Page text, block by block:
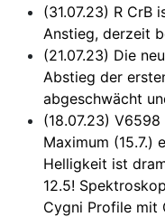
(31.07.23) R CrB
Anstieg, derzeit
(21.07.23) Die
Abstieg der
abgeschwächt
(18.07.23)
Maximum (15.7.)
Helligkeit ist
12.5!
Cygni Profile mit